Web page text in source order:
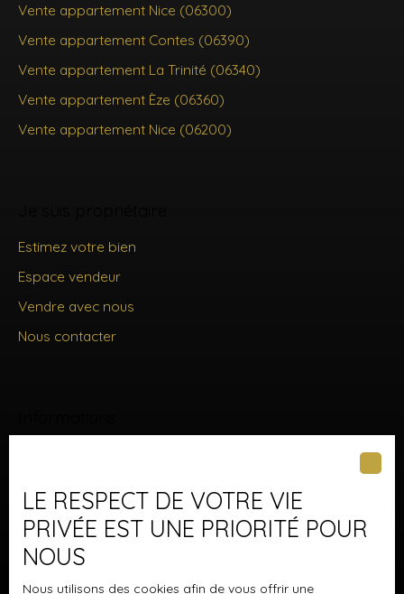
Vente appartement Nice (06300)
Vente appartement Contes (06390)
Vente appartement La Trinité (06340)
Vente appartement Èze (06360)
Vente appartement Nice (06200)
Estimez votre bien
Espace vendeur
Vendre avec nous
Nous contacter
Politique de confidentialité
Plan du site
LE RESPECT DE VOTRE VIE
PRIVÉE EST UNE PRIORITÉ POUR
NOUS
Nous utilisons des cookies afin de vous offrir une